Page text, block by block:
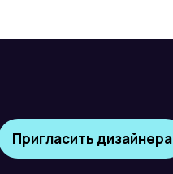
Пригласить дизайнера